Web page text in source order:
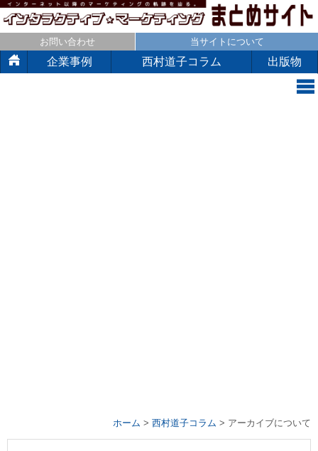
お問い合わせ 当サイトについて
企業事例 西村道子コラム 出版物
ホーム > 西村道子コラム > アーカイブについて